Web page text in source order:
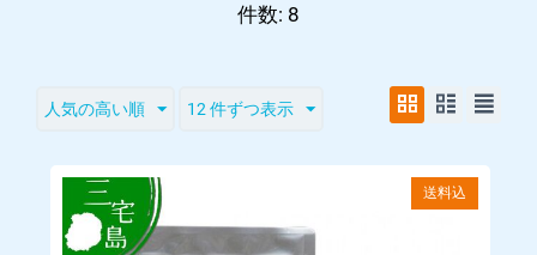
■営業時間
店舗へのお問い合わせは下記の時間帯にお願いいたします。
営業時間: 平日9時~17時
件数: 8
人気の高い順 12 件ずつ表示
送料込